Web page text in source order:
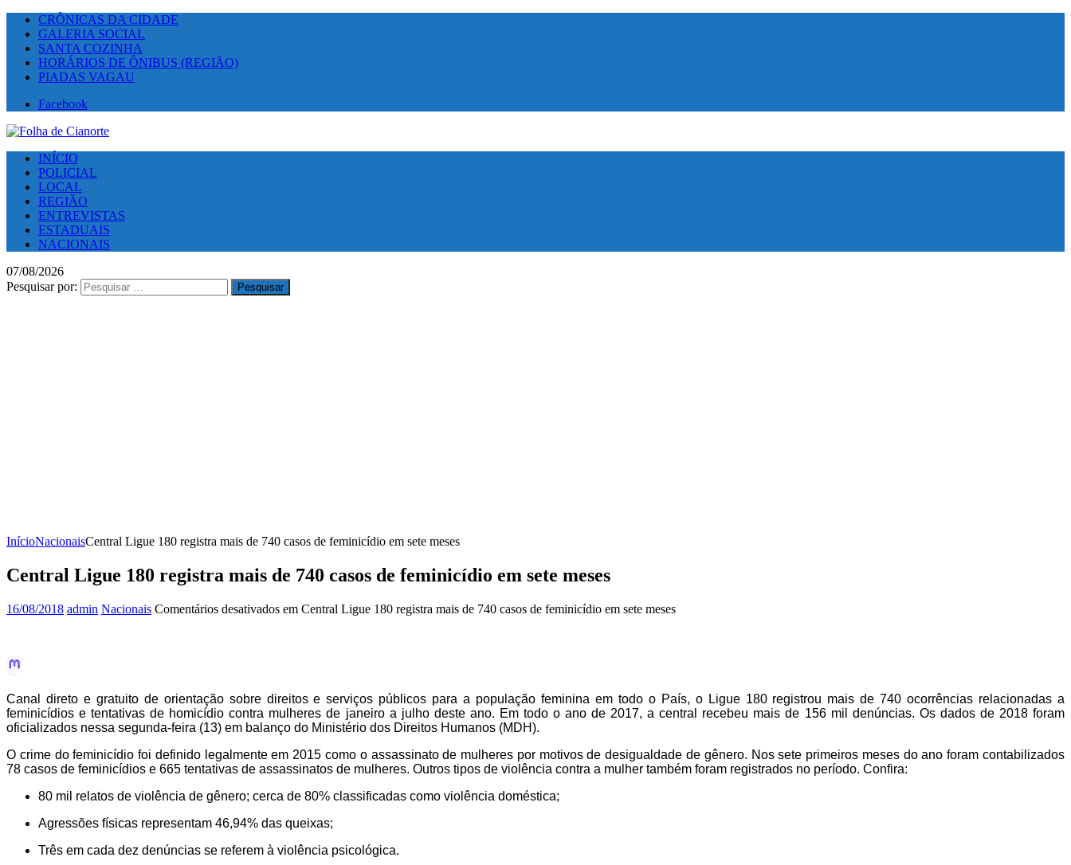
CRÔNICAS DA CIDADE
GALERIA SOCIAL
SANTA COZINHA
HORÁRIOS DE ÔNIBUS (REGIÃO)
PIADAS VAGAU
Facebook
INÍCIO
POLICIAL
LOCAL
REGIÃO
ENTREVISTAS
ESTADUAIS
NACIONAIS
07/08/2026
Pesquisar por:
InícioNacionaisCentral Ligue 180 registra mais de 740 casos de feminicídio em sete meses
Central Ligue 180 registra mais de 740 casos de feminicídio em sete meses
16/08/2018 admin Nacionais Comentários desativados em Central Ligue 180 registra mais de 740 casos de feminicídio em sete meses
Canal direto e gratuito de orientação sobre direitos e serviços públicos para a população feminina em todo o País, o Ligue 180 registrou mais de 740 ocorrências relacionadas a
feminicídios e tentativas de homicídio contra mulheres de janeiro a julho deste ano. Em todo o ano de 2017, a central recebeu mais de 156 mil denúncias. Os dados de 2018 foram
oficializados nessa segunda-feira (13) em balanço do Ministério dos Direitos Humanos (MDH).
O crime do feminicídio foi definido legalmente em 2015 como o assassinato de mulheres por motivos de desigualdade de gênero. Nos sete primeiros meses do ano foram contabilizados
78 casos de feminicídios e 665 tentativas de assassinatos de mulheres. Outros tipos de violência contra a mulher também foram registrados no período. Confira:
80 mil relatos de violência de gênero; cerca de 80% classificadas como violência doméstica;
Agressões físicas representam 46,94% das queixas;
Três em cada dez denúncias se referem à violência psicológica.